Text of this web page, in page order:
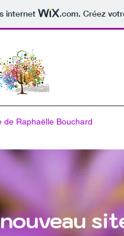
internet .com. Créez
de Raphaëlle Bouchard